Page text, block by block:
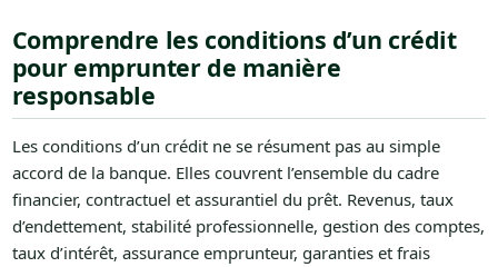
Comprendre les conditions d’un crédit
pour emprunter de manière
responsable
Les conditions d’un crédit ne se résument pas au simple
accord de la banque. Elles couvrent l’ensemble du cadre
financier, contractuel et assurantiel du prêt. Revenus, taux
d’endettement, stabilité professionnelle, gestion des comptes,
taux d’intérêt, assurance emprunteur, garanties et frais